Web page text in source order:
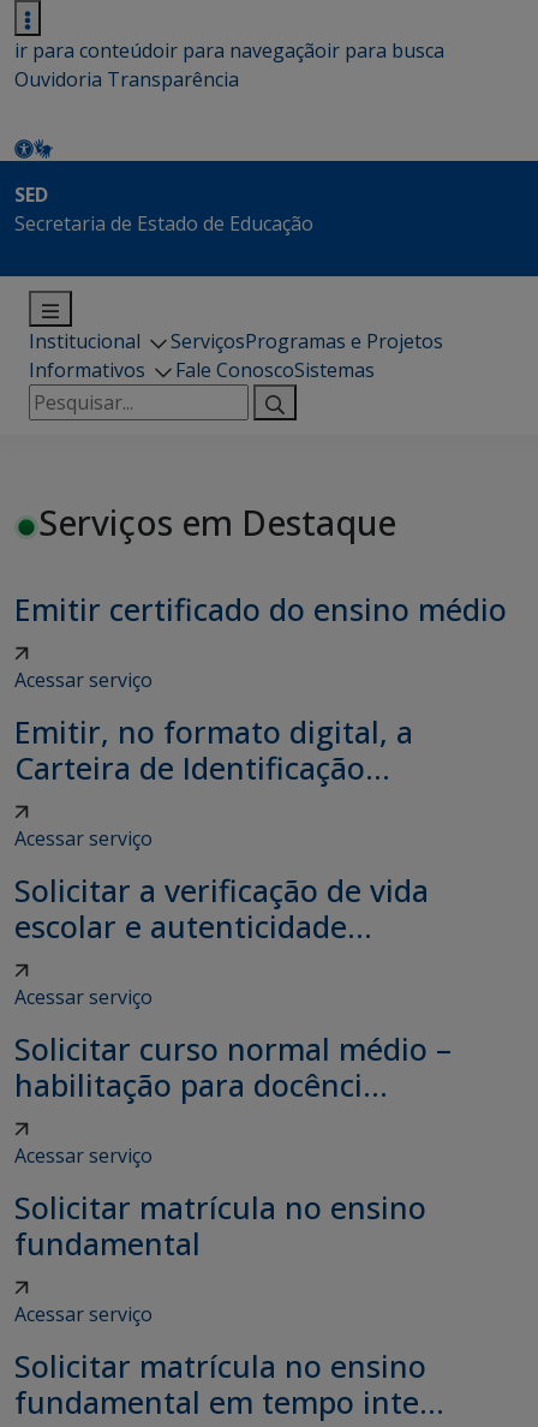
ir para conteúdoir para navegaçãoir para busca
Ouvidoria Transparência
SED
Secretaria de Estado de Educação
Institucional ServiçosProgramas e Projetos
Informativos
Fale ConoscoSistemas
Pesquisar
por:
Serviços em Destaque
Emitir certificado do ensino médio
Acessar serviço
Emitir, no formato digital, a
Carteira de Identificação...
Acessar serviço
Solicitar a verificação de vida
escolar e autenticidade...
Acessar serviço
Solicitar curso normal médio –
habilitação para docênci...
Acessar serviço
Solicitar matrícula no ensino
fundamental
Acessar serviço
Solicitar matrícula no ensino
fundamental em tempo inte...